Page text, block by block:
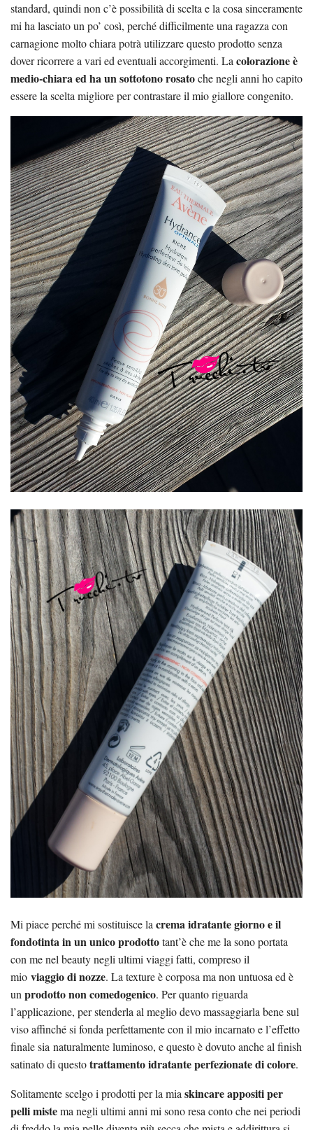
standard, quindi non c’è possibilità di scelta e la cosa sinceramente
mi ha lasciato un po’ così, perché difficilmente una ragazza con
carnagione molto chiara potrà utilizzare questo prodotto senza
dover ricorrere a vari ed eventuali accorgimenti. La colorazione è
medio-chiara ed ha un sottotono rosatoche negli anni ho capito
essere la scelta migliore per contrastare il mio giallore congenito.
Mi piace perché mi sostituisce lacrema idratante giorno e il
fondotinta in un unico prodottotant’è che me la sono portata
con me nel beauty negli ultimi viaggi fatti, compreso il
mio viaggio di nozze. La texture è corposa ma non untuosa ed è
unprodotto non comedogenico. Per quanto riguarda
l’applicazione, per stenderla al meglio devo massaggiarla bene sul
viso affinché si fonda perfettamente con il mio incarnato e l’effetto
finale sia naturalmente luminoso, e questo è dovuto anche al finish
satinato di questotrattamento idratante perfezionate di colore.
Solitamente scelgo i prodotti per la miaskincare appositi per
pelli mistema negli ultimi anni mi sono resa conto che nei periodi